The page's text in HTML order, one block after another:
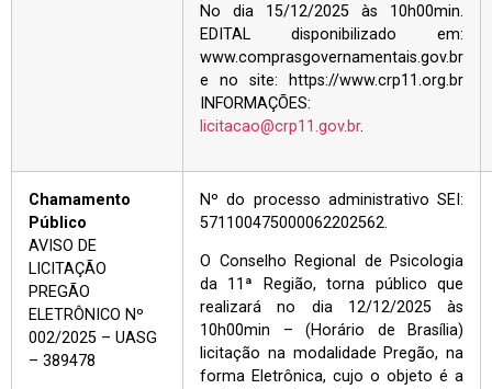
No dia 15/12/2025 às 10h00min.
EDITAL disponibilizado em:
www.comprasgovernamentais.gov.br
e no site: https://www.crp11.org.br
INFORMAÇÕES:
licitacao@crp11.gov.br.
Chamamento
Público
AVISO DE
LICITAÇÃO
PREGÃO
ELETRÔNICO Nº
002/2025 – UASG
– 389478
Nº do processo administrativo SEI:
571100475000062202562.
O Conselho Regional de Psicologia
da 11ª Região, torna público que
realizará no dia 12/12/2025 às
10h00min – (Horário de Brasília)
licitação na modalidade Pregão, na
forma Eletrônica, cujo o objeto é a